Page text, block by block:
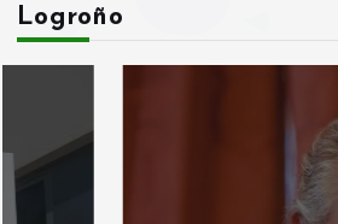
Logroño